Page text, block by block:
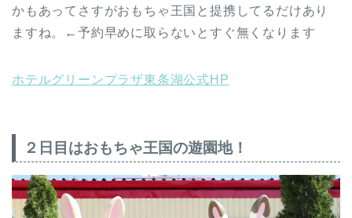
かもあってさすがおもちゃ王国と提携してるだけあり
ますね。←予約早めに取らないとすぐ無くなります
ホテルグリーンプラザ東条湖公式HP
２日目はおもちゃ王国の遊園地！